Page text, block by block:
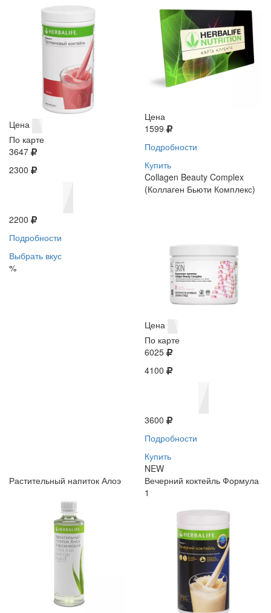
Цена
По карте
3647
2300
2200
Подробности
Выбрать вкус
%
Цена
1599
Подробности
Купить
Collagen Beauty Complex
(Коллаген Бьюти Комплекс)
Цена
По карте
6025
4100
3600
Подробности
Купить
NEW
Растительный напиток Алоэ
Вечерний коктейль Формула
1